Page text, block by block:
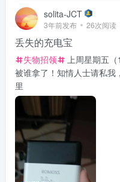
solita-JCT
3年前发布 26次阅读
丢失的充电宝
失物招领
上周星期五（
被谁拿了！知情人士请私我
里